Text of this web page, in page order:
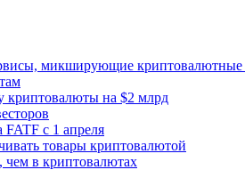
микширующие
криптовалюты на $2 млрд
с 1 апреля
товары криптовалютой
в криптовалютах